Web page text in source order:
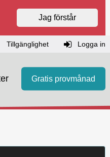
Jag förstår
Tillgänglighet Logga in
Gratis provmånad